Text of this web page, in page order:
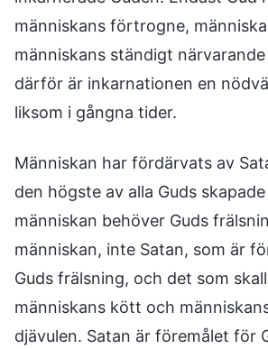
människans förtrogne,
människans ständigt
därför är inkarnationen en
liksom i gångna tider.
Människan har fördärvats av
den högste av alla Guds
människan behöver Guds
människan, inte Satan, som är
Guds frälsning, och det som
människans kött och
djävulen. Satan är föremålet för